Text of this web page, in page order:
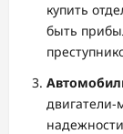
купить
быть